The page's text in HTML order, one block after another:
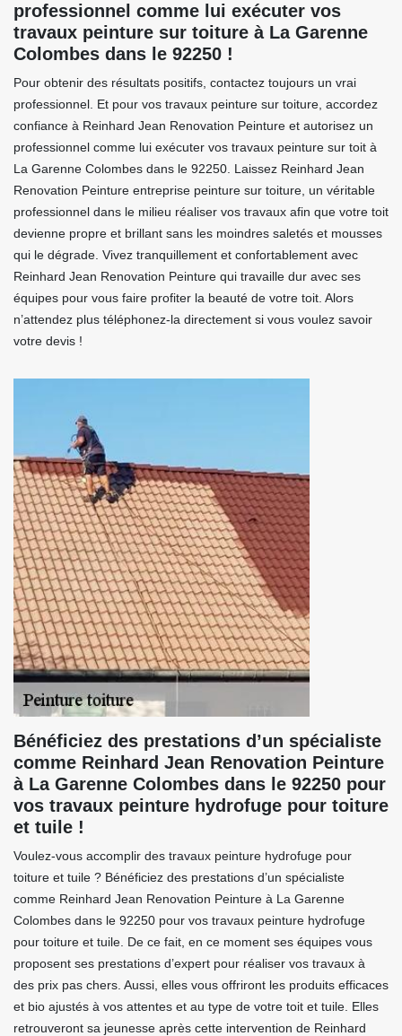
professionnel comme lui exécuter vos
travaux peinture sur toiture à La Garenne
Colombes dans le 92250 !
Pour obtenir des résultats positifs, contactez toujours un vrai
professionnel. Et pour vos travaux peinture sur toiture, accordez
confiance à Reinhard Jean Renovation Peinture et autorisez un
professionnel comme lui exécuter vos travaux peinture sur toit à
La Garenne Colombes dans le 92250. Laissez Reinhard Jean
Renovation Peinture entreprise peinture sur toiture, un véritable
professionnel dans le milieu réaliser vos travaux afin que votre toit
devienne propre et brillant sans les moindres saletés et mousses
qui le dégrade. Vivez tranquillement et confortablement avec
Reinhard Jean Renovation Peinture qui travaille dur avec ses
équipes pour vous faire profiter la beauté de votre toit. Alors
n’attendez plus téléphonez-la directement si vous voulez savoir
votre devis !
Bénéficiez des prestations d’un spécialiste
comme Reinhard Jean Renovation Peinture
à La Garenne Colombes dans le 92250 pour
vos travaux peinture hydrofuge pour toiture
et tuile !
Voulez-vous accomplir des travaux peinture hydrofuge pour
toiture et tuile ? Bénéficiez des prestations d’un spécialiste
comme Reinhard Jean Renovation Peinture à La Garenne
Colombes dans le 92250 pour vos travaux peinture hydrofuge
pour toiture et tuile. De ce fait, en ce moment ses équipes vous
proposent ses prestations d’expert pour réaliser vos travaux à
des prix pas chers. Aussi, elles vous offriront les produits efficaces
et bio ajustés à vos attentes et au type de votre toit et tuile. Elles
retrouveront sa jeunesse après cette intervention de Reinhard